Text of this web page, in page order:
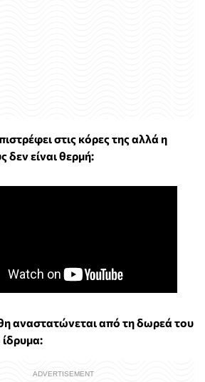
στις κόρες της αλλά η
δεν είναι θερμή:
αναστατώνεται από τη δωρεά του